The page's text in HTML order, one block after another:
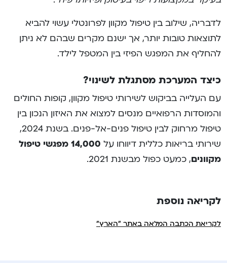
לדבריה, שילוב בין טיפול מקוון לפרונטלי עשוי להביא
לתוצאות טובות יותר, אך ישנם מקרים שבהם לא ניתן
להחליף את המפגש הפיזי בין המטפל לילד.
כיצד המערכת מסתגלת לשינוי?
עם העלייה בביקוש לשירותי טיפול מקוון, קופות החולים
והמוסדות הרפואיים מנסים למצוא את האיזון הנכון בין
טיפול מרחוק לבין טיפול פנים-אל-פנים. בשנת 2024,
שירותי בריאות כללית דיווחו על
14,000 מפגשי טיפול
מקוונים, כמעט כפול מבשנת 2021​.
לקריאה נוספת
לקריאת הכתבה המלאה באתר "הארץ"